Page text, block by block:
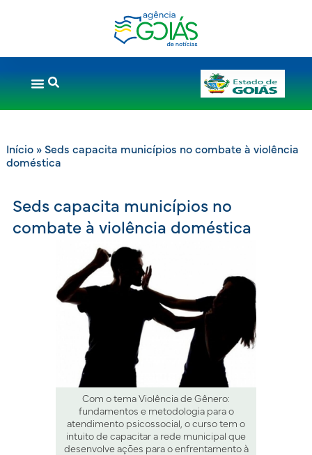
Início» Seds capacita municípios no combate à violência
doméstica
Seds capacita municípios no
combate à violência doméstica
Com o tema Violência de Gênero:
fundamentos e metodologia para o
atendimento psicossocial, o curso tem o
intuito de capacitar a rede municipal que
desenvolve ações para o enfrentamento à